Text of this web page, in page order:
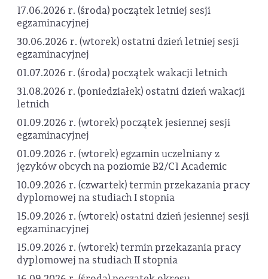
17.06.2026 r. (środa) początek letniej sesji
egzaminacyjnej
30.06.2026 r. (wtorek) ostatni dzień letniej sesji
egzaminacyjnej
01.07.2026 r. (środa) początek wakacji letnich
31.08.2026 r. (poniedziałek) ostatni dzień wakacji
letnich
01.09.2026 r. (wtorek) początek jesiennej sesji
egzaminacyjnej
01.09.2026 r. (wtorek) egzamin uczelniany z
języków obcych na poziomie B2/C1 Academic
10.09.2026 r. (czwartek) termin przekazania pracy
dyplomowej na studiach I stopnia
15.09.2026 r. (wtorek) ostatni dzień jesiennej sesji
egzaminacyjnej
15.09.2026 r. (wtorek) termin przekazania pracy
dyplomowej na studiach II stopnia